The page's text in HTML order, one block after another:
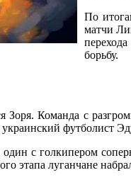
По
матчи
борьбу.
Зоря. Команда с
футболист
с голкипером
этапа луганчане